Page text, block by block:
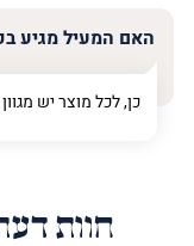
האם המעיל מגיע
כן, לכל מוצר יש
חוות